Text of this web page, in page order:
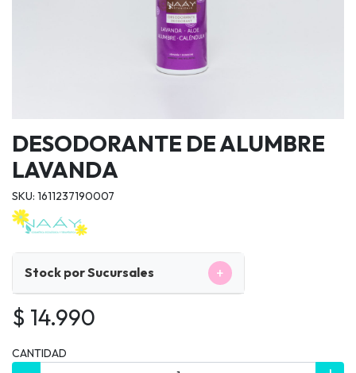
DESODORANTE DE ALUMBRE
LAVANDA
SKU: 1611237190007
Stock por Sucursales +
$ 14.990
CANTIDAD